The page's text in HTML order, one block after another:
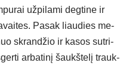
už­pi­la­mi deg­ti­ne ir
Pa­sak liau­dies me­
skran­džio ir ka­sos su­tri­
ar­ba­ti­nį šaukš­te­lį trauk­